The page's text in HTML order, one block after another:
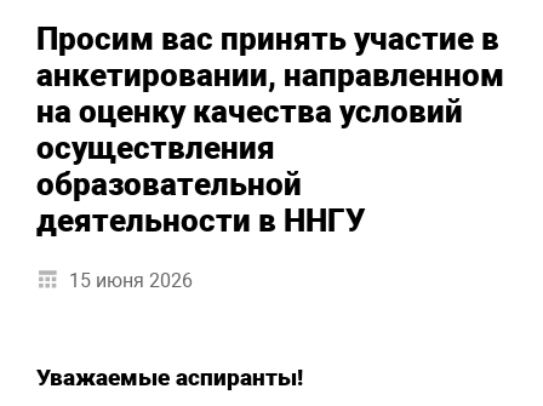
Просим вас принять участие в
анкетировании, направленном
на оценку качества условий
осуществления
образовательной
деятельности в ННГУ
15 июня 2026
Уважаемые аспиранты!